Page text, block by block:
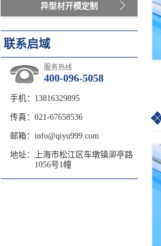
异型材开模定制
联系启域
服务热线
400-096-5058
手机：13816329895
传真：021-67658536
邮箱：info@qiyu999.com
地址：
上海市松江区车墩镇泖亭路
1056号1幢